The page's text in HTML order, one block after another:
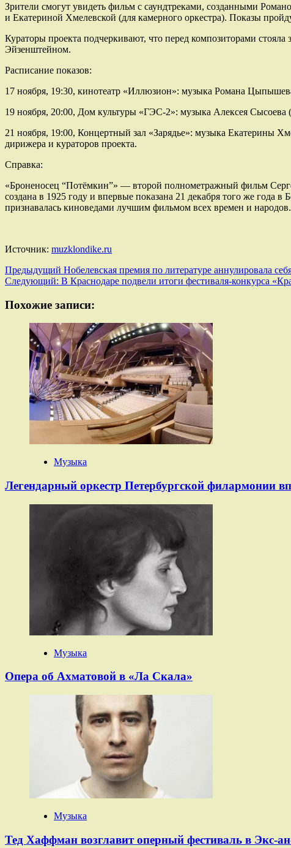
Зрители смогут увидеть фильм с саундтреками, созданными
и Екатериной Хмелевской (для камерного оркестра). Показы
Кураторы проекта подчеркивают, что перед композиторами
Эйзенштейном.
Расписание показов:
17 ноября, 19:30, кинотеатр «Иллюзион»: музыка Романа
19 ноября, 20:00, Дом культуры «ГЭС-2»: музыка Алексея
21 ноября, 19:00, Концертный зал «Зарядье»: музыка Екатерины
дирижера и кураторов проекта.
Справка:
«Броненосец “Потёмкин”» — второй полнометражный фильм
создана в 1925 году и впервые показана 21 декабря того же года
признавалась киноведами лучшим фильмом всех времен и народов.
Источник: muzklondike.ru
Навигация
записи
Предыдущий Нобелевская премия по литературе аннулировала
Следующий: В Краснодаре подвели итоги фестиваля-конкурса
Похожие записи:
Музыка
Легендарный оркестр Петербургской филармонии
Музыка
Опера об Ахматовой в «Ла Скала»
Музыка
Тед Хаффман возглавит оперный фестиваль в Экс-